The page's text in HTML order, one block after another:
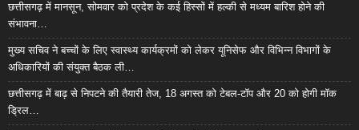
छत्तीसगढ़ में मानसून, सोमवार को प्रदेश के कई हिस्सों में हल्की से मध्यम बारिश होने की
संभावना…
मुख्य सचिव ने बच्चों के लिए स्वास्थ्य कार्यक्रमों को लेकर यूनिसेफ और विभिन्न विभागों के
अधिकारियों की संयुक्त बैठक ली…
छत्तीसगढ़ में बाढ़ से निपटने की तैयारी तेज, 18 अगस्त को टेबल-टॉप और 20 को होगी मॉक
ड्रिल…